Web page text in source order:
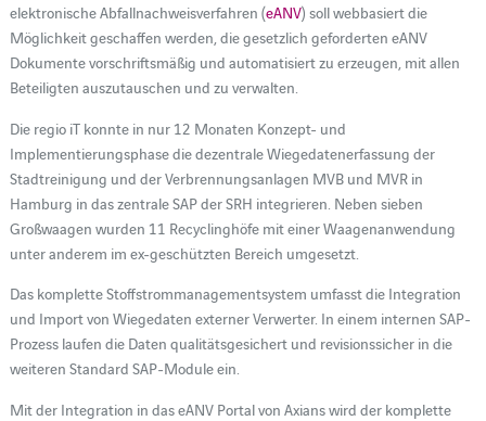
elektronische Abfallnachweisverfahren (eANV) soll webbasiert die
Möglichkeit geschaffen werden, die gesetzlich geforderten eANV
Dokumente vorschriftsmäßig und automatisiert zu erzeugen, mit allen
Beteiligten auszutauschen und zu verwalten.
Die regio iT konnte in nur 12 Monaten Konzept- und
Implementierungsphase die dezentrale Wiegedatenerfassung der
Stadtreinigung und der Verbrennungsanlagen MVB und MVR in
Hamburg in das zentrale SAP der SRH integrieren. Neben sieben
Großwaagen wurden 11 Recyclinghöfe mit einer Waagenanwendung
unter anderem im ex-geschützten Bereich umgesetzt.
Das komplette Stoffstrommanagementsystem umfasst die Integration
und Import von Wiegedaten externer Verwerter. In einem internen SAP-
Prozess laufen die Daten qualitätsgesichert und revisionssicher in die
weiteren Standard SAP-Module ein.
Mit der Integration in das eANV Portal von Axians wird der komplette